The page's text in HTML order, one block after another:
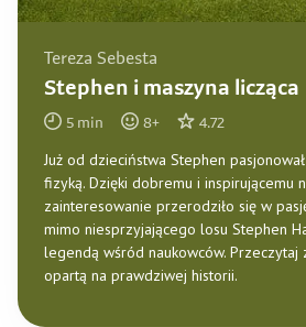
Tereza Sebesta
Stephen i maszyna licząca
5 min 8+ 4.72
Już od dzieciństwa Stephen
fizyką. Dzięki dobremu i inspirującemu
zainteresowanie przerodziło się w
mimo niesprzyjającego losu Stephen
legendą wśród naukowców. Przeczytaj
opartą na prawdziwej historii.